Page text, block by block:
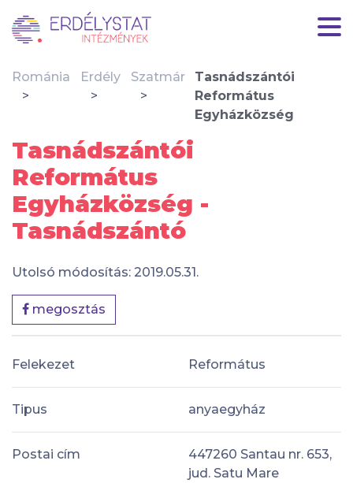
Románia Erdély Szatmár
Tasnádszántói
Református
Egyházközség
Tasnádszántói
Református
Egyházközség -
Tasnádszántó
Utolsó módosítás: 2019.05.31.
megosztás
Felekezet Református
Tipus anyaegyház
Postai cím
447260 Santau nr. 653,
jud. Satu Mare